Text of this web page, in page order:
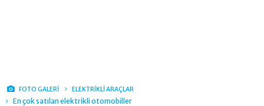
FOTO GALERİ ELEKTRİKLİ ARAÇLAR
En çok satılan elektrikli otomobiller